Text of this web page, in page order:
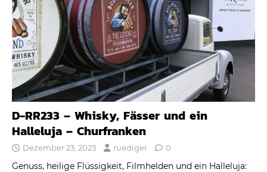
D-RR233 – Whisky, Fässer und ein
Halleluja – Churfranken
Dezember 23, 2023 ruediger 0
Genuss, heilige Flüssigkeit, Filmhelden und ein Halleluja: